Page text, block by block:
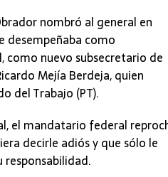
nombró al general en
desempeñaba como
como nuevo subsecretario de
Mejía Berdeja, quien
del Trabajo (PT).
el mandatario federal
decirle adiós y que sólo le
responsabilidad.